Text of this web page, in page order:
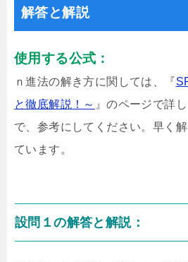
解答と解説
使用する公式：
ｎ進法の解き方に関しては、『
と徹底解説！～ 』のページで詳
で、参考にしてください。早く
ています。
設問１の解答と解説：